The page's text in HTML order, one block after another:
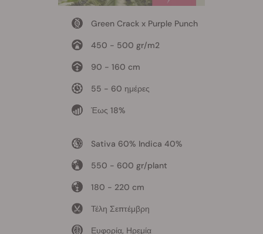
Green Crack x Purple Punch
450 - 500 gr/m2
90 - 160 cm
55 - 60 ημέρες
Έως 18%
Sativa 60% Indica 40%
550 - 600 gr/plant
180 - 220 cm
Τέλη Σεπτέμβρη
Ευφορία, Ηρεμία